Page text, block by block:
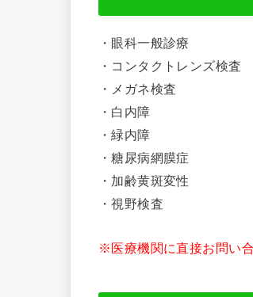
・眼科一般診療
・コンタクトレンズ検査
・メガネ検査
・白内障
・緑内障
・糖尿病網膜症
・加齢黄斑変性
・視野検査
※医療機関に直接お問い合